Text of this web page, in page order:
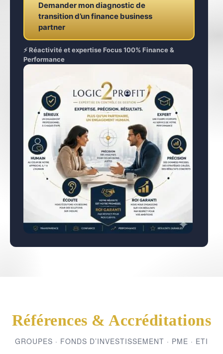
Demander mon diagnostic de
transition d’un finance business
partner
⚡ Réactivité et expertise Focus 100% Finance &
Performance
Références & Accréditations
GROUPES · FONDS D’INVESTISSEMENT · PME · ETI